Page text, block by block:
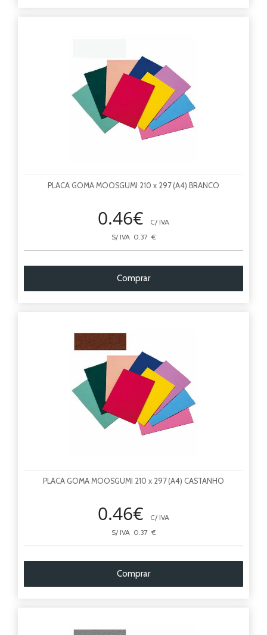
PLACA GOMA MOOSGUMI 210 x 297 (A4) BRANCO
0.46€
C/ IVA
S/ IVA 0.37 €
Comprar
PLACA GOMA MOOSGUMI 210 x 297 (A4) CASTANHO
0.46€
C/ IVA
S/ IVA 0.37 €
Comprar